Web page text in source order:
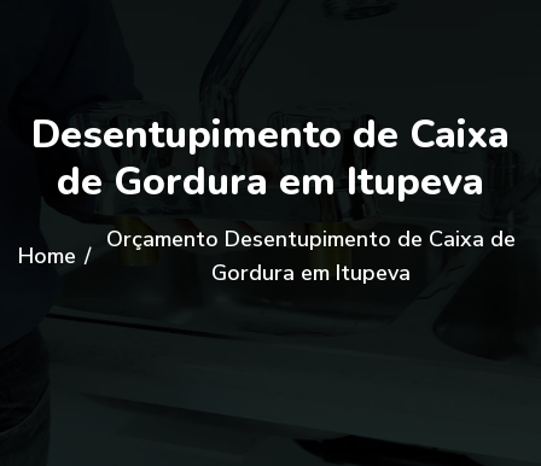
Desentupimento de Caixa
de Gordura em Itupeva
Home /
Orçamento Desentupimento de Caixa de
Gordura em Itupeva